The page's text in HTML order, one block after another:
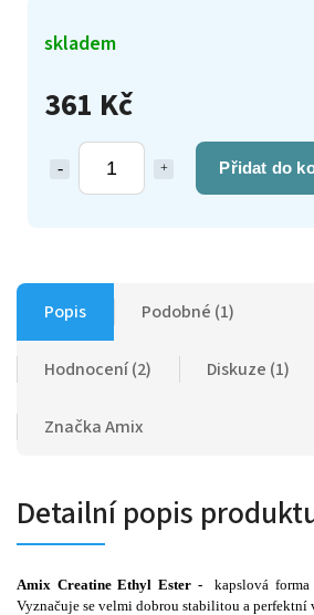
361 Kč
Přidat do
skladem
Popis Podobné (1)
Hodnocení (2) Diskuze (1)
ZnačkaAmix
Detailní popis
Amix Creatine Ethyl Ester - kapslová
Vyznačuje se velmi dobrou stabilitou a perfektní